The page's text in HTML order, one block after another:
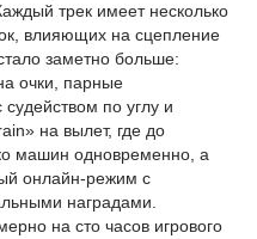
трек имеет несколько
влияющих на сцепление
заметно больше:
очки, парные
по углу и
на вылет, где до
машин одновременно, а
онлайн-режим с
наградами.
на сто часов игрового